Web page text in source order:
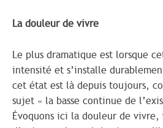
La douleur de vivre
Le plus dramatique est lorsque
intensité et s’installe
cet état est là depuis toujours,
sujet « la basse continue de
Évoquons ici la douleur de